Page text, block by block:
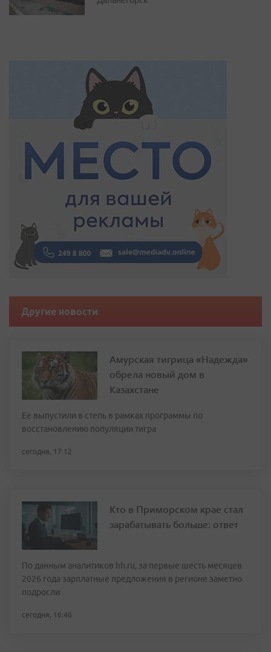
Другие новости
Амурская тигрица «Надежда»
обрела новый дом в
Казахстане
Ее выпустили в степь в рамках программы по
восстановлению популяции тигра
сегодня, 17:12
Кто в Приморском крае стал
зарабатывать больше: ответ
По данным аналитиков hh.ru, за первые шесть месяцев
2026 года зарплатные предложения в регионе заметно
подросли
сегодня, 16:46